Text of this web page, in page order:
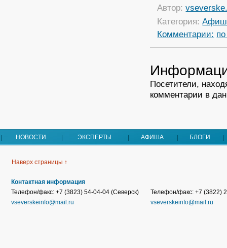
Автор:
Категория:
Комментарии:
Посетители,
комментарии в
НОВОСТИ ЭКСПЕРТЫ АФИША БЛОГИ
Наверх страницы ↑
Контактная информация
Телефон/факс: +7 (3823) 54-04-04 (Северск)
vseverskeinfo@mail.ru
Телефон/факс: +7 (3822)
vseverskeinfo@mail.ru